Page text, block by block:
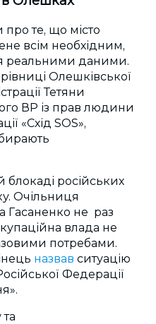
про те, що місто
всім необхідним,
реальними даними.
Олешківської
Тетяни
ВР із прав людини
«Схід SOS»,
блокаді російських
Очільниця
Гасаненко не раз
влада не
потребами.
назвав ситуацію
Федерації